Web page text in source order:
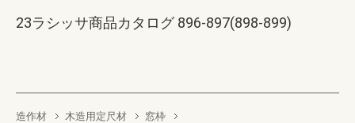
23ラシッサ商品カタログ 896-897(898-899)
造作材 木造用定尺材 窓枠